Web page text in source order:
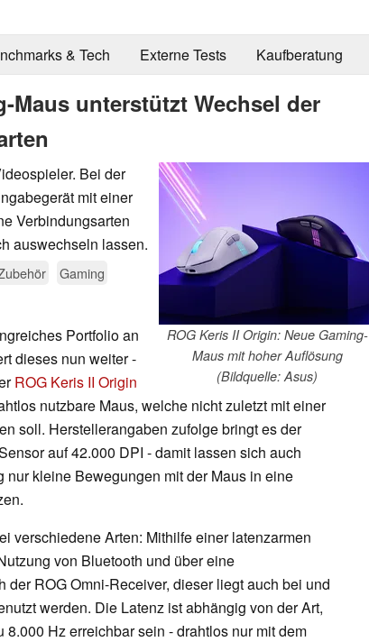
& Tech Externe Tests Kaufberatung
Maus unterstützt Wechsel der
ROG Keris II Origin: Neue Gaming-
Maus mit hoher Auflösung
(Bildquelle: Asus)
Bei der
mit einer
Verbindungsarten
auswechseln lassen.
Gaming
Portfolio an
dieses nun weiter -
ROG Keris II Origin
nutzbare Maus, welche nicht zuletzt mit einer
soll. Herstellerangaben zufolge bringt es der
auf 42.000 DPI - damit lassen sich auch
kleine Bewegungen mit der Maus in eine
verschiedene Arten: Mithilfe einer latenzarmen
von Bluetooth und über eine
ROG Omni-Receiver, dieser liegt auch bei und
werden. Die Latenz ist abhängig von der Art,
Hz erreichbar sein - drahtlos nur mit dem